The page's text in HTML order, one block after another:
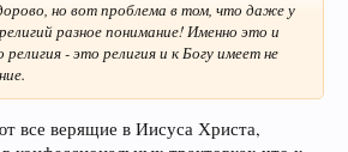
но вот проблема в том, что даже у
разное понимание! Именно это и
- это религия и к Богу имеет не
все верящие в Иисуса Христа,